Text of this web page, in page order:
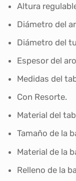
Altura
Diámetro del
Diámetro del
Espesor del
Medidas del
Con Resorte.
Material del
Tamaño de la
Material de la
Relleno de la